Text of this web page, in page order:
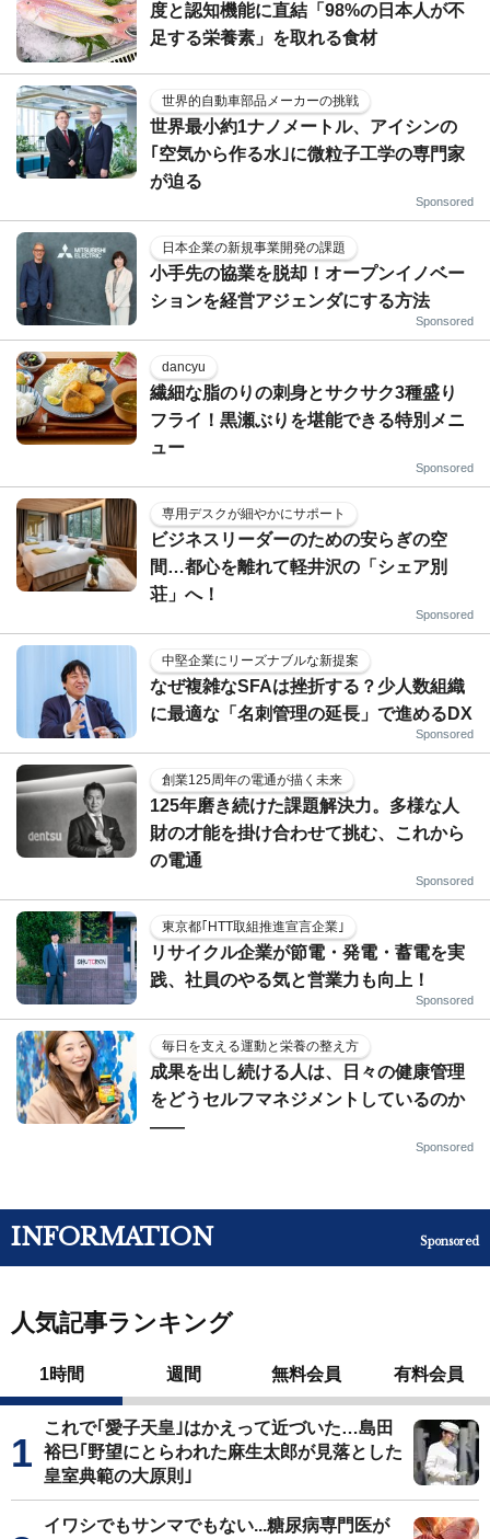
度と認知機能に直結「98%の日本人が不
足する栄養素」を取れる食材
世界的自動車部品メーカーの挑戦
世界最小約1ナノメートル、アイシンの
｢空気から作る水｣に微粒子工学の専門家
が迫る
Sponsored
日本企業の新規事業開発の課題
小手先の協業を脱却！オープンイノベー
ションを経営アジェンダにする方法
Sponsored
dancyu
繊細な脂のりの刺身とサクサク3種盛り
フライ！黒瀬ぶりを堪能できる特別メニ
ュー
Sponsored
専用デスクが細やかにサポート
ビジネスリーダーのための安らぎの空
間…都心を離れて軽井沢の「シェア別
荘」へ！
Sponsored
中堅企業にリーズナブルな新提案
なぜ複雑なSFAは挫折する？少人数組織
に最適な「名刺管理の延長」で進めるDX
Sponsored
創業125周年の電通が描く未来
125年磨き続けた課題解決力。多様な人
財の才能を掛け合わせて挑む、これから
の電通
Sponsored
東京都｢HTT取組推進宣言企業｣
リサイクル企業が節電・発電・蓄電を実
践、社員のやる気と営業力も向上！
Sponsored
毎日を支える運動と栄養の整え方
成果を出し続ける人は、日々の健康管理
をどうセルフマネジメントしているのか
——
Sponsored
INFORMATION Sponsored
人気記事ランキング
1時間 週間 無料会員 有料会員
これで｢愛子天皇｣はかえって近づいた…島田
裕巳｢野望にとらわれた麻生太郎が見落とした
皇室典範の大原則｣
イワシでもサンマでもない...糖尿病専門医が